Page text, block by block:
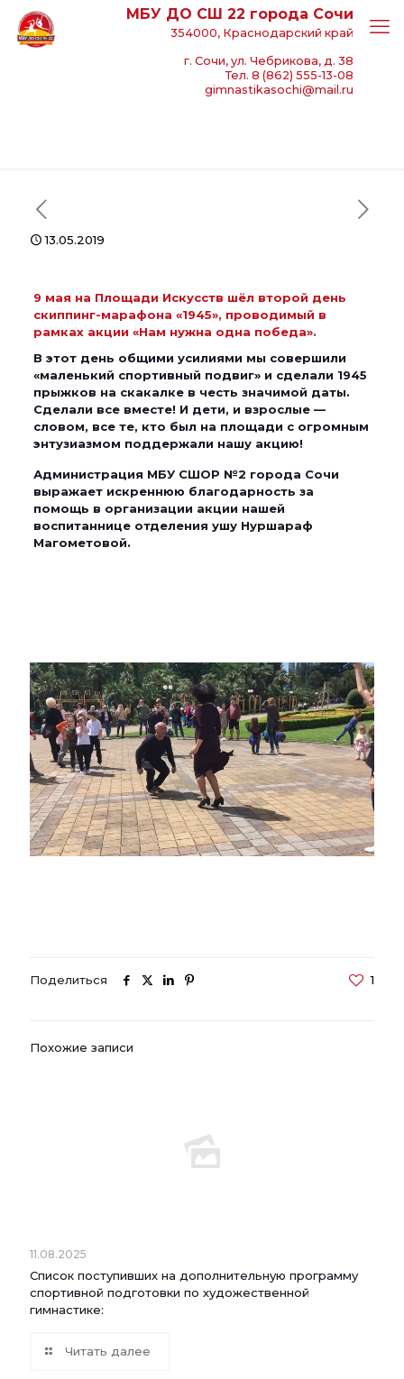
МБУ ДО СШ 22 города Сочи
354000, Краснодарский край
г. Сочи, ул. Чебрикова, д. 38
Тел. 8 (862) 555-13-08
gimnastikasochi@mail.ru
13.05.2019
9 мая на Площади Искусств шёл второй день
скиппинг-марафона «1945», проводимый в
рамках акции «Нам нужна одна победа».
В этот день общими усилиями мы совершили
«маленький спортивный подвиг» и сделали 1945
прыжков на скакалке в честь значимой даты.
Сделали все вместе! И дети, и взрослые —
словом, все те, кто был на площади с огромным
энтузиазмом поддержали нашу акцию!
Администрация МБУ СШОР №2 города Сочи
выражает искреннюю благодарность за
помощь в организации акции нашей
воспитаннице отделения ушу Нуршараф
Магометовой.
Поделиться 1
Похожие записи
11.08.2025
Список поступивших на дополнительную программу
спортивной подготовки по художественной
гимнастике:
Читать далее